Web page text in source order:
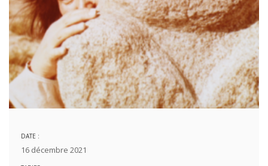
DATE :
16 décembre 2021